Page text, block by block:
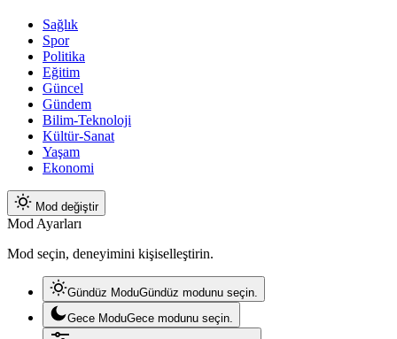
Sağlık
Spor
Politika
Eğitim
Güncel
Gündem
Bilim-Teknoloji
Kültür-Sanat
Yaşam
Ekonomi
Mod değiştir
Mod Ayarları
Mod seçin, deneyimini kişiselleştirin.
Gündüz ModuGündüz modunu seçin.
Gece ModuGece modunu seçin.